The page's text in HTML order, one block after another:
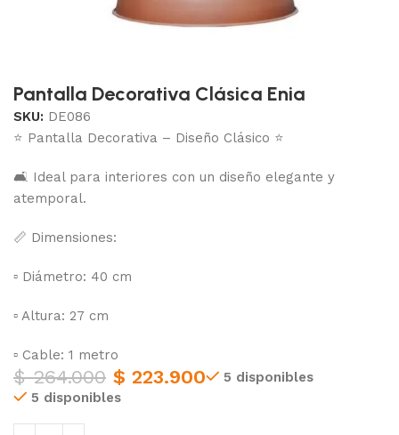
Pantalla Decorativa Clásica Enia
SKU: DE086
⭐ Pantalla Decorativa – Diseño Clásico ⭐
🛋 Ideal para interiores con un diseño elegante y
atemporal.
📏 Dimensiones:
▫️ Diámetro: 40 cm
▫️ Altura: 27 cm
▫️ Cable: 1 metro
$264.000 $ 223.900
5 disponibles
5 disponibles